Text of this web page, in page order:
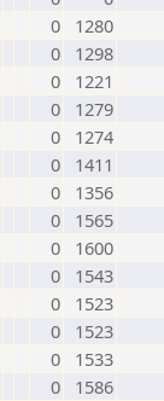
0
1280
0
1298
0
1221
0
1279
0
1274
0
1411
0
1356
0
1565
0
1600
0
1543
0
1523
0
1523
0
1533
0
1586